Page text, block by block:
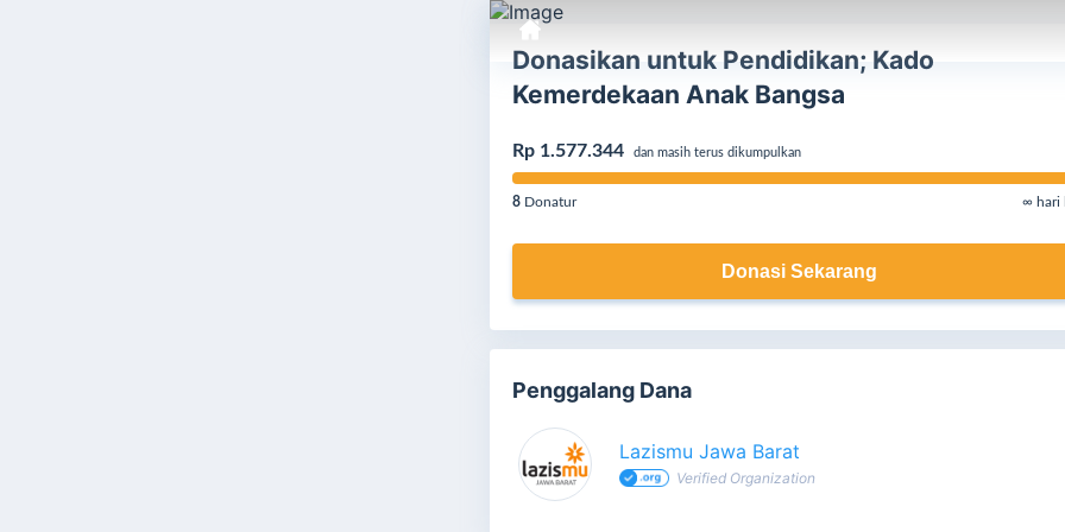
Donasikan untuk Pendidikan; Kado
Kemerdekaan Anak Bangsa
Rp 1.577.344 dan masih terus dikumpulkan
8 Donatur ∞ hari
Donasi Sekarang
Penggalang Dana
Lazismu Jawa Barat
Verified Organization